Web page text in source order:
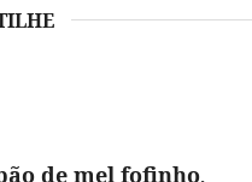
de mel fofinho,